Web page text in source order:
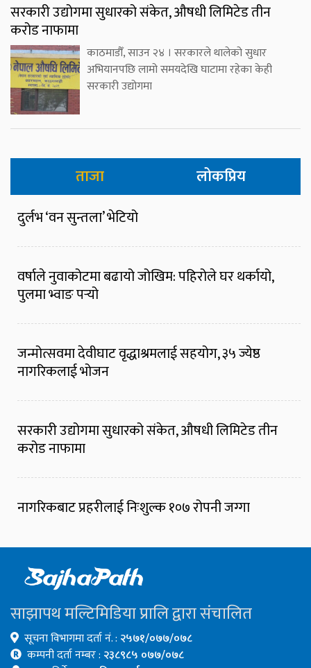
सरकारी उद्योगमा सुधारको संकेत, औषधी लिमिटेड तीन
करोड नाफामा
काठमाडौँ, साउन २४ । सरकारले थालेको सुधार
अभियानपछि लामो समयदेखि घाटामा रहेका केही
सरकारी उद्योगमा
ताजा लोकप्रिय
दुर्लभ ‘वन सुन्तला’ भेटियो
वर्षाले नुवाकोटमा बढायो जोखिम: पहिरोले घर थर्कायो,
पुलमा भ्वाङ पर्‍यो
जन्मोत्सवमा देवीघाट वृद्धाश्रमलाई सहयोग, ३५ ज्येष्ठ
नागरिकलाई भोजन
सरकारी उद्योगमा सुधारको संकेत, औषधी लिमिटेड तीन
करोड नाफामा
नागरिकबाट प्रहरीलाई निःशुल्क १०७ रोपनी जग्गा
साझापथ मल्टिमिडिया प्रालि द्वारा संचालित
सूचना विभागमा दर्ता नं. : २५७१/०७७/०७८
कम्पनी दर्ता नम्बर : २३८९८५ ०७७/०७८